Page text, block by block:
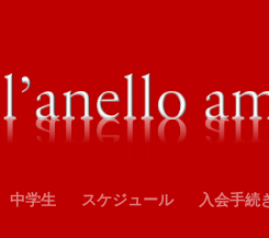
中学生 スケジュール 入会手続